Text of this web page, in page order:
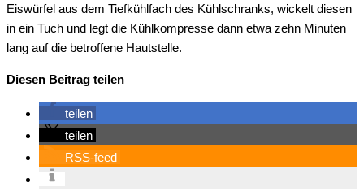
Eiswürfel aus dem Tiefkühlfach des Kühlschranks, wickelt diesen
in ein Tuch und legt die Kühlkompresse dann etwa zehn Minuten
lang auf die betroffene Hautstelle.
Diesen Beitrag teilen
teilen
teilen
RSS-feed